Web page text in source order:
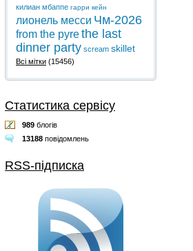
килиан мбаппе гарри кейн
лионель месси Чм-2026
from the pyrethe last
dinner party scream skillet
Всі мітки (15456)
Статистика сервісу
989 блогів
13188 повідомлень
RSS-підписка